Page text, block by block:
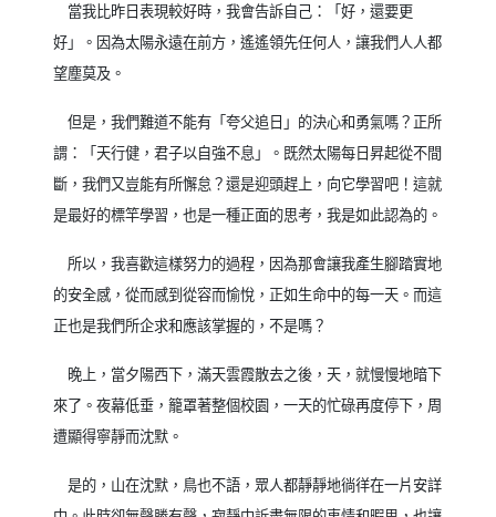
當我比昨日表現較好時，我會告訴自己：「好，還要更
好」。因為太陽永遠在前方，遙遙領先任何人，讓我們人人都
望塵莫及。
但是，我們難道不能有「夸父追日」的決心和勇氣嗎？正所
謂：「天行健，君子以自強不息」。既然太陽每日昇起從不間
斷，我們又豈能有所懈怠？還是迎頭趕上，向它學習吧！這就
是最好的標竿學習，也是一種正面的思考，我是如此認為的。
所以，我喜歡這樣努力的過程，因為那會讓我產生腳踏實地
的安全感，從而感到從容而愉悅，正如生命中的每一天。而這
正也是我們所企求和應該掌握的，不是嗎？
晚上，當夕陽西下，滿天雲霞散去之後，天，就慢慢地暗下
來了。夜幕低垂，籠罩著整個校園，一天的忙碌再度停下，周
遭顯得寧靜而沈默。
是的，山在沈默，鳥也不語，眾人都靜靜地徜徉在一片安詳